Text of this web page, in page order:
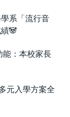
系「流行音
🐼
能：本校家長
元入學方案全